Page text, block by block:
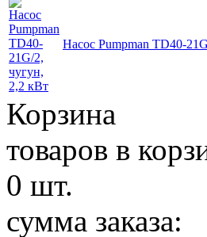
Насос Pumpman TD40-
Корзина
товаров в
0 шт.
сумма заказа: